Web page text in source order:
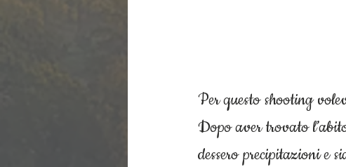
Per questo shooting
Dopo aver trovato
dessero precipitazioni e